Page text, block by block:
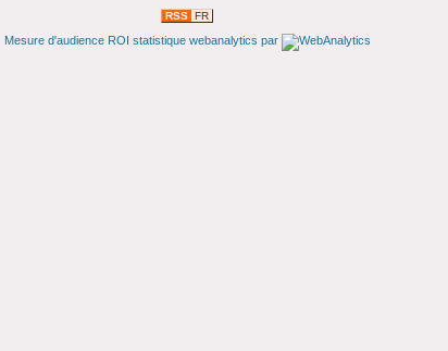
RSS FR
Mesure d'audience ROI statistique webanalytics par